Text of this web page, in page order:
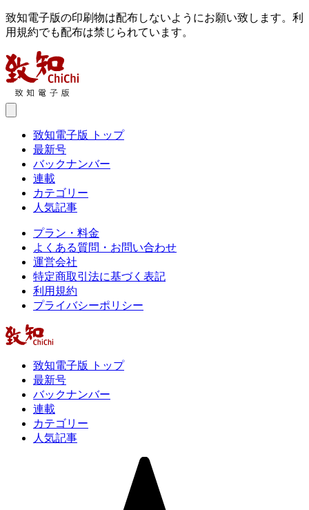
致知電子版の印刷物は配布しないようにお願い致します。利
用規約でも配布は禁じられています。
致知電子版 トップ
最新号
バックナンバー
連載
カテゴリー
人気記事
プラン・料金
よくある質問・お問い合わせ
運営会社
特定商取引法に基づく表記
利用規約
プライバシーポリシー
致知電子版 トップ
最新号
バックナンバー
連載
カテゴリー
人気記事